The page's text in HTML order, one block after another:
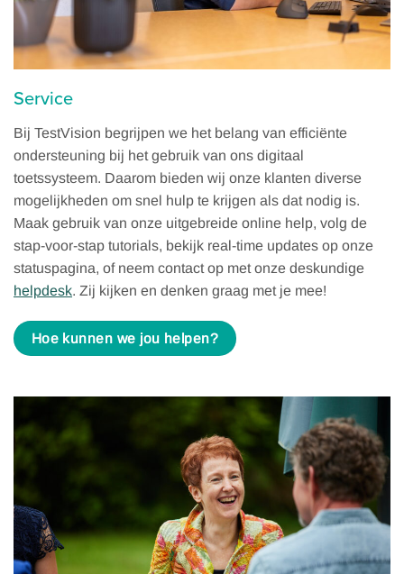
Service
Bij TestVision begrijpen we het belang van efficiënte
ondersteuning bij het gebruik van ons digitaal
toetssysteem. Daarom bieden wij onze klanten diverse
mogelijkheden om snel hulp te krijgen als dat nodig is.
Maak gebruik van onze uitgebreide online help, volg de
stap-voor-stap tutorials, bekijk real-time updates op onze
statuspagina, of neem contact op met onze deskundige
helpdesk. Zij kijken en denken graag met je mee!
Hoe kunnen we jou helpen?